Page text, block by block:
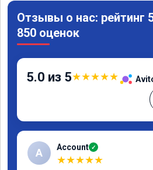
Отзывы о нас: рейтинг
850 оценок
5.0 из 5★★★★★
A Account ✓
★★★★★